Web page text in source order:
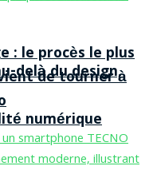
delà du design,
numérique
: le procès le plus
de tourner à